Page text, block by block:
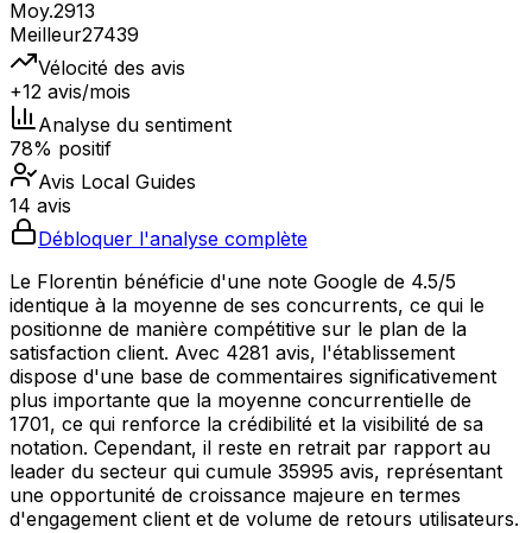
Moy.2913
Meilleur27439
Vélocité des avis
+12 avis/mois
Analyse du sentiment
78% positif
Avis Local Guides
14 avis
Débloquer l'analyse complète
Le Florentin bénéficie d'une note Google de 4.5/5
identique à la moyenne de ses concurrents, ce qui le
positionne de manière compétitive sur le plan de la
satisfaction client. Avec 4281 avis, l'établissement
dispose d'une base de commentaires significativement
plus importante que la moyenne concurrentielle de
1701, ce qui renforce la crédibilité et la visibilité de sa
notation. Cependant, il reste en retrait par rapport au
leader du secteur qui cumule 35995 avis, représentant
une opportunité de croissance majeure en termes
d'engagement client et de volume de retours utilisateurs.